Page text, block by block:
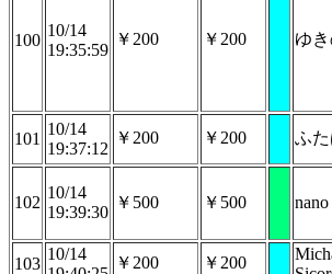
100
10/14
19:35:59
￥200 ￥200 ゆ
101
10/14
19:37:12
￥200 ￥200 ふ
102
10/14
19:39:30
￥500 ￥500 nano
103
10/14
￥200 ￥200